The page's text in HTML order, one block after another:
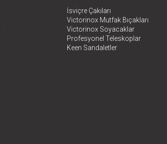
İsviçre Çakıları
Victorinox Mutfak Bıçakları
Victorinox Soyacaklar
Profesyonel Teleskoplar
Keen Sandaletler